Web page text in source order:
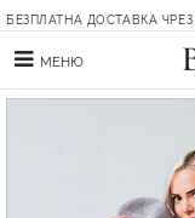
БЕЗПЛАТНА ДОСТАВКА ЧРЕЗ
МЕНЮ